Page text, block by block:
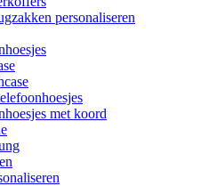
personaliseren
met koord